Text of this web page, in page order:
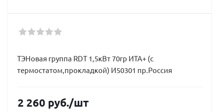
ТЭНовая группа RDT 1,5кВт 70гр ИТА+ (с
термостатом,прокладкой) И50301 пр.Россия
2 260 руб./шт